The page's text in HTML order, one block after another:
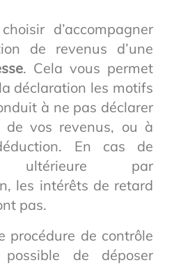
d’accompagner
de revenus d’une
. Cela vous permet
déclaration les motifs
à ne pas déclarer
vos revenus, ou à
En cas de
ultérieure par
les intérêts de retard
pas.
procédure de contrôle
de déposer